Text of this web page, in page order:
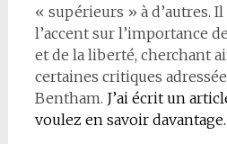
« supérieurs » à d’autres.
l’accent sur l’importance
et de la liberté, cherchant
certaines critiques
Bentham. J’ai écrit un
voulez en savoir davantage.